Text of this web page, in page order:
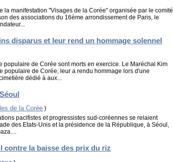
la manifestation "Visages de la Corée" organisée par le comité
des associations du 16ème arrondissement de Paris, le
disparus et leur rend un hommage solennel
populaire de Corée sont morts en exercice. Le Maréchal Kim
populaire de Corée, leur a rendu hommage lors d'une
dédié à aux...
de la Corée )
pacifistes et progressistes sud-coréennes se relaient
des Etats-Unis et la présidence de la République, à Séoul,
contre la baisse des prix du riz